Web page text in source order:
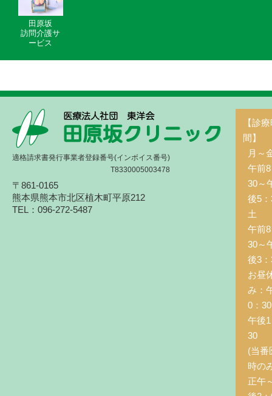
田原坂
訪問介護サ
ービス
適格請求書発行事業者登録番号(インボイス番号)
T8330005003478
〒861-0165
熊本県熊本市北区植木町平原212
TEL：096-272-5487
【診
間】
月～
午前
30～
後5
土
午前
30～
後3
お昼
み：
0：
午後
30
(当番
時の
正午